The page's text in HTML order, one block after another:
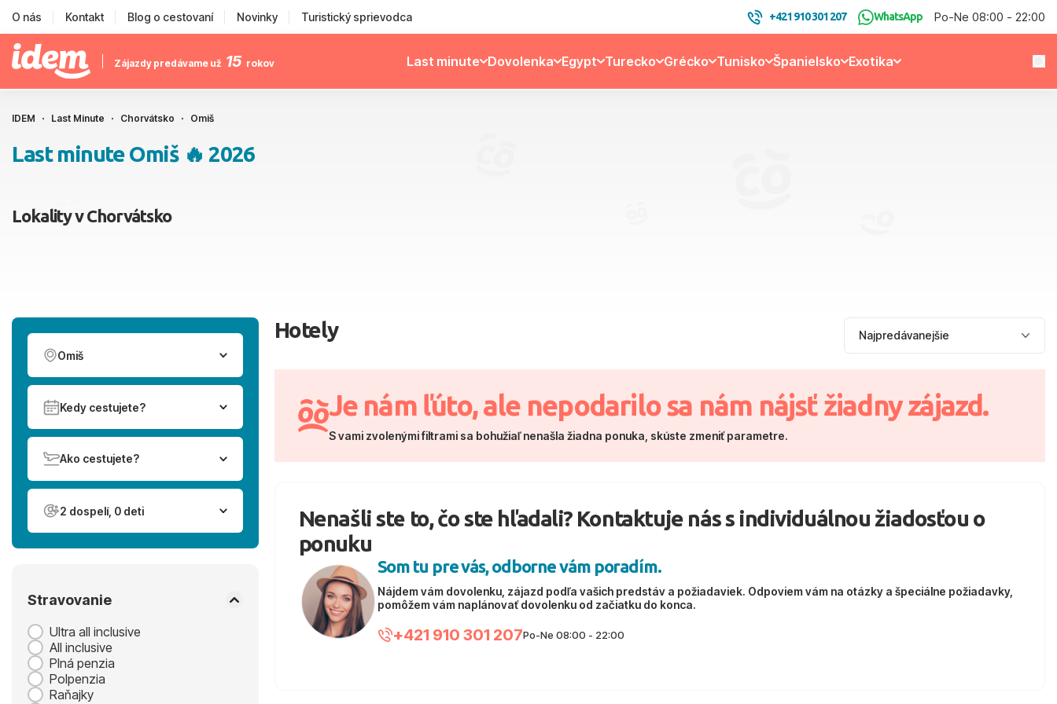
O nás Kontakt Blog o cestovaní Novinky Turistický sprievodca +421 910 301 207 WhatsApp Po-Ne 08:00 - 22:00
Zájazdy predávame už 15 rokov Last minute Dovolenka Egypt Turecko Grécko Tunisko Španielsko Exotika
IDEM Last Minute Chorvátsko Omiš
Last minute Omiš 🔥 2026
Lokality v Chorvátsko
Omiš
Kedy cestujete?
Ako cestujete?
2 dospelí, 0 deti
Stravovanie
Ultra all inclusive
All inclusive
Plná penzia
Polpenzia
Raňajky
Hotely
Je nám ľúto, ale nepodarilo sa nám nájsť žiadny zájazd.
S vami zvolenými filtrami sa bohužiaľ nenašla žiadna ponuka, skúste zmeniť parametre.
Nenašli ste to, čo ste hľadali? Kontaktuje nás s individuálnou žiadosťou o
ponuku
Som tu pre vás, odborne vám poradím.
Nájdem vám dovolenku, zájazd podľa vašich predstáv a požiadaviek. Odpoviem vám na otázky a špeciálne požiadavky,
pomôžem vám naplánovať dovolenku od začiatku do konca.
+421 910 301 207Po-Ne 08:00 - 22:00